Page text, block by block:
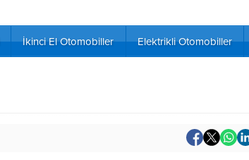
İkinci El Otomobiller Elektrikli Otomobiller